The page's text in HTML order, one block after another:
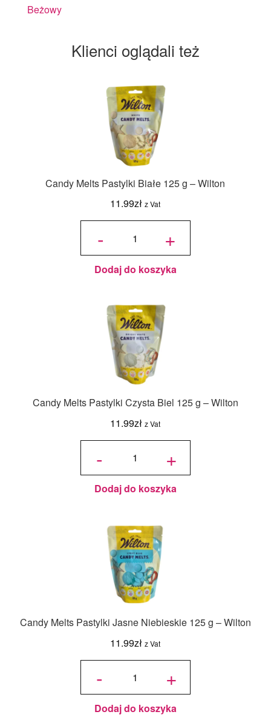
Beżowy
Klienci oglądali też
Candy Melts Pastylki Białe 125 g – Wilton
11.99zł z Vat
-
ilość
Pastylki
Białe
125 g -
Wilton +
Dodaj do koszyka
Candy Melts Pastylki Czysta Biel 125 g – Wilton
11.99zł z Vat
-
ilość
Pastylki
Czysta
Biel
125 g -
Wilton
+
Dodaj do koszyka
Candy Melts Pastylki Jasne Niebieskie 125 g – Wilton
11.99zł z Vat
-
ilość
Pastylki
Jasne
125 g -
Wilton
+
Dodaj do koszyka